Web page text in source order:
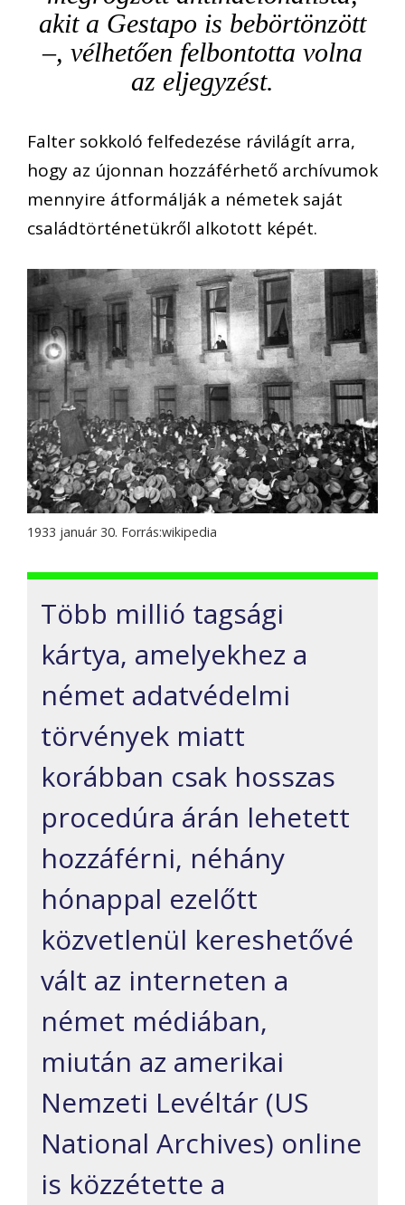
akit a Gestapo is bebörtönzött
–, vélhetően felbontotta volna
az eljegyzést.
Falter sokkoló felfedezése rávilágít arra,
hogy az újonnan hozzáférhető archívumok
mennyire átformálják a németek saját
családtörténetükről alkotott képét.
1933 január 30. Forrás:wikipedia
Több millió tagsági
kártya, amelyekhez a
német adatvédelmi
törvények miatt
korábban csak hosszas
procedúra árán lehetett
hozzáférni, néhány
hónappal ezelőtt
közvetlenül kereshetővé
vált az interneten a
német médiában,
miután az amerikai
Nemzeti Levéltár (US
National Archives) online
is közzétette a